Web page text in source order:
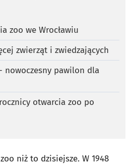
zoo we Wrocławiu
zwierząt i zwiedzających
nowoczesny pawilon dla
otwarcia zoo po
niż to dzisiejsze. W 1948